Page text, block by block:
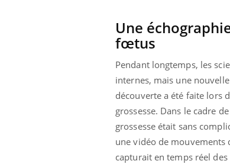
Une
fœtus
Pendant longtemps, les
internes, mais une
découverte a été faite lors
grossesse. Dans le cadre
grossesse était sans
une vidéo de mouvements
capturait en temps réel